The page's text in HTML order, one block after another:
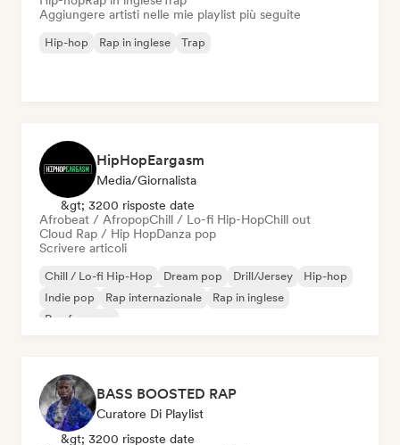
Aggiungere artisti nelle mie playlist più seguite
Hip-hop Rap in inglese Trap
HipHopEargasm
Media/Giornalista
&gt; 3200 risposte date
Afrobeat / AfropopChill / Lo-fi Hip-HopChill out
Cloud Rap / Hip HopDanza pop
Scrivere articoli
Chill / Lo-fi Hip-Hop Dream pop Drill/Jersey
Hip-hop
Indie pop
Rap internazionale
Rap in inglese
Rap francese
BASS BOOSTED RAP
Curatore Di Playlist
&gt; 3200 risposte date